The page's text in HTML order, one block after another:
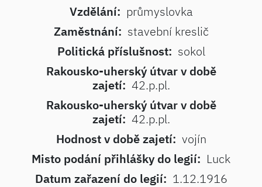
Vzdělání: průmyslovka
Zaměstnání: stavební kreslič
Politická příslušnost: sokol
Rakousko-uherský útvar v době
zajetí: 42.p.pl.
Rakousko-uherský útvar v době
zajetí: 42.p.pl.
Hodnost v době zajetí: vojín
Misto podání přihlášky do legií: Luck
Datum zařazení do legií: 1.12.1916